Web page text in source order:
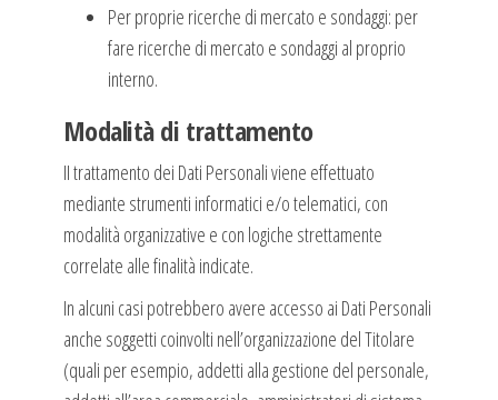
Per proprie ricerche di mercato e sondaggi: per
fare ricerche di mercato e sondaggi al proprio
interno.
Modalità di trattamento
II trattamento dei Dati Personali viene effettuato
mediante strumenti informatici e/o telematici, con
modalità organizzative e con logiche strettamente
correlate alle finalità indicate.
In alcuni casi potrebbero avere accesso ai Dati Personali
anche soggetti coinvolti nell’organizzazione del Titolare
(quali per esempio, addetti alla gestione del personale,